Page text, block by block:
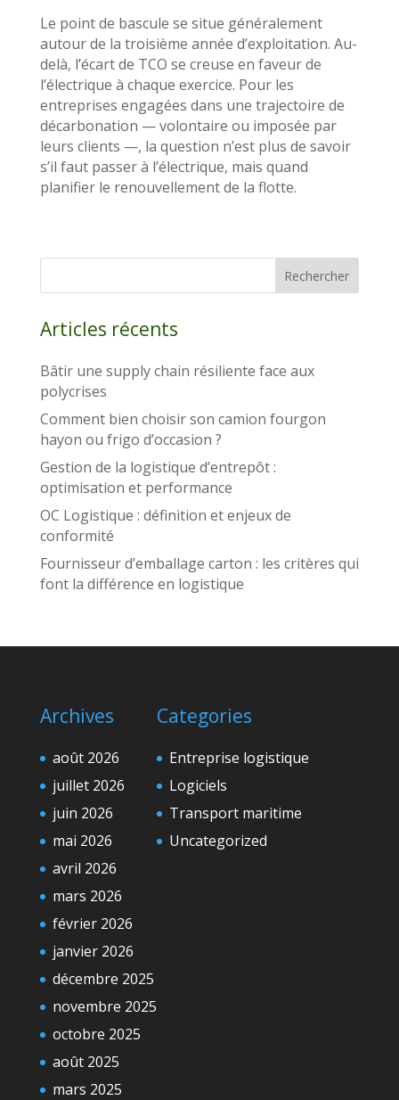
Le point de bascule se situe généralement
autour de la troisième année d’exploitation. Au-
delà, l’écart de TCO se creuse en faveur de
l’électrique à chaque exercice. Pour les
entreprises engagées dans une trajectoire de
décarbonation — volontaire ou imposée par
leurs clients —, la question n’est plus de savoir
s’il faut passer à l’électrique, mais quand
planifier le renouvellement de la flotte.
Rechercher
Articles récents
Bâtir une supply chain résiliente face aux
polycrises
Comment bien choisir son camion fourgon
hayon ou frigo d’occasion ?
Gestion de la logistique d’entrepôt :
optimisation et performance
OC Logistique : définition et enjeux de
conformité
Fournisseur d’emballage carton : les critères qui
font la différence en logistique
Archives
août 2026
juillet 2026
juin 2026
mai 2026
avril 2026
mars 2026
février 2026
janvier 2026
décembre 2025
novembre 2025
octobre 2025
août 2025
mars 2025
Categories
Entreprise logistique
Logiciels
Transport maritime
Uncategorized